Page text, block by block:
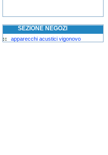
SEZIONE NEGOZI
apparecchi acustici vigonovo